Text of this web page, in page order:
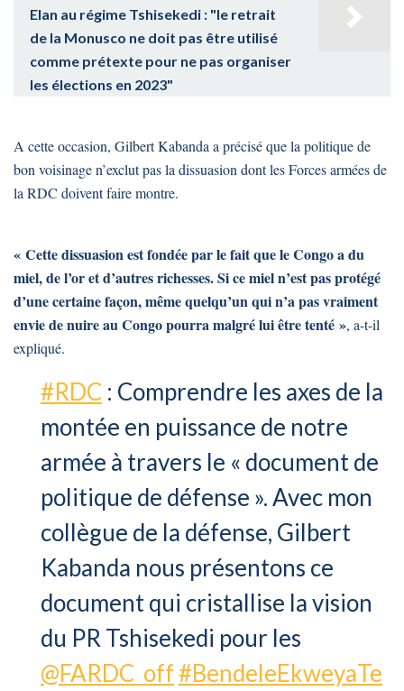
Elan au régime Tshisekedi : "le retrait
de la Monusco ne doit pas être utilisé
comme prétexte pour ne pas organiser
les élections en 2023"
A cette occasion, Gilbert Kabanda a précisé que la politique de
bon voisinage n’exclut pas la dissuasion dont les Forces armées de
la RDC doivent faire montre.
« Cette dissuasion est fondée par le fait que le Congo a du
miel, de l’or et d’autres richesses. Si ce miel n’est pas protégé
d’une certaine façon, même quelqu’un qui n’a pas vraiment
envie de nuire au Congo pourra malgré lui être tenté », a-t-il
expliqué.
#RDC : Comprendre les axes de la
montée en puissance de notre
armée à travers le « document de
politique de défense ». Avec mon
collègue de la défense, Gilbert
Kabanda nous présentons ce
document qui cristallise la vision
du PR Tshisekedi pour les
@FARDC_off#BendeleEkweyaTe